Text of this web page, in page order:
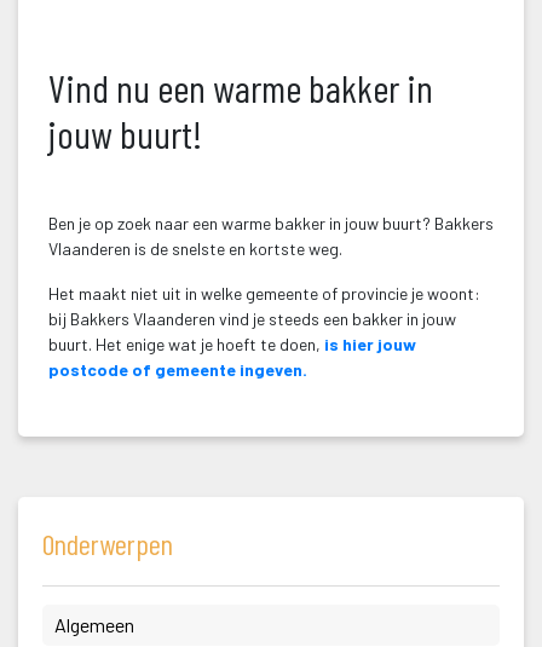
Vind nu een warme bakker in
jouw buurt!
Ben je op zoek naar een warme bakker in jouw buurt? Bakkers
Vlaanderen is de snelste en kortste weg.
Het maakt niet uit in welke gemeente of provincie je woont:
bij Bakkers Vlaanderen vind je steeds een bakker in jouw
buurt. Het enige wat je hoeft te doen, is hier jouw
postcode of gemeente ingeven.
Onderwerpen
Algemeen